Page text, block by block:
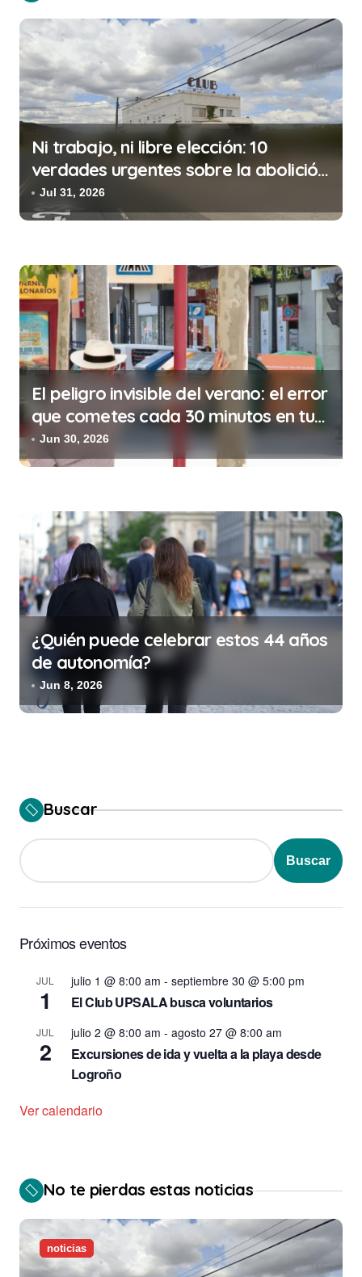
a
c
i
ó
n
e
n
r
a
d
a
s
Ni trabajo, ni libre elección: 10
verdades urgentes sobre la abolición
de la prostitución
Jul 31, 2026
El peligro invisible del verano: el error
que cometes cada 30 minutos en tu
trabajo (y la ilegalidad que te puede
costar la vida)
Jun 30, 2026
¿Quién puede celebrar estos 44 años
de autonomía?
Jun 8, 2026
Buscar
Buscar
Próximos eventos
JUL
1
julio 1 @ 8:00 am - septiembre 30 @ 5:00 pm
El Club UPSALA busca voluntarios
JUL
2
julio 2 @ 8:00 am - agosto 27 @ 8:00 am
Excursiones de ida y vuelta a la playa desde
Logroño
Ver calendario
No te pierdas estas noticias
noticias